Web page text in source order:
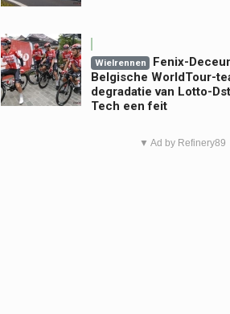
Wielrennen
Fenix-
Belgische WorldTour-
degradatie van Lotto-
Tech een feit
▼ Ad by Refinery89